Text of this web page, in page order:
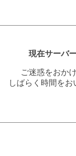
現在サーバ
ご迷惑をおか
しばらく時間を